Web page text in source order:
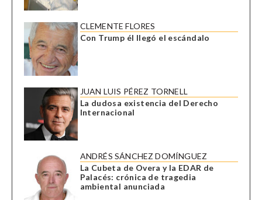
CLEMENTE FLORES
Con Trump él llegó el escándalo
JUAN LUIS PÉREZ TORNELL
La dudosa existencia del Derecho
Internacional
ANDRÉS SÁNCHEZ DOMÍNGUEZ
La Cubeta de Overa y la EDAR de
Palacés: crónica de tragedia
ambiental anunciada